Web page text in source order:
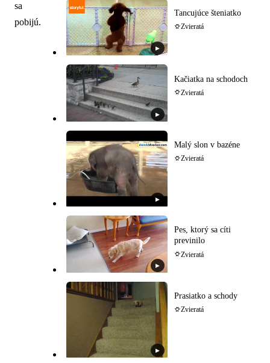
sa
pobijú.
▶
Tancujúce šteniatko
Zvieratá
▶
Kačiatka na schodoch
Zvieratá
▶
Malý slon v bazéne
Zvieratá
▶
Pes, ktorý sa cíti
previnilo
Zvieratá
▶
Prasiatko a schody
Zvieratá